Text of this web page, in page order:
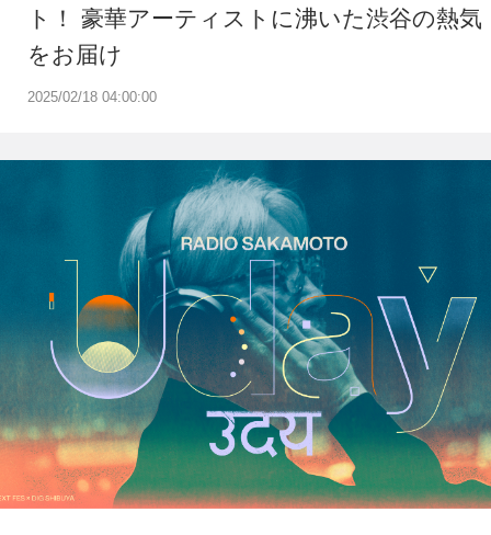
2025/02/18 04:00:00
ト！ 豪華アーティストに沸いた渋谷の熱気
をお届け